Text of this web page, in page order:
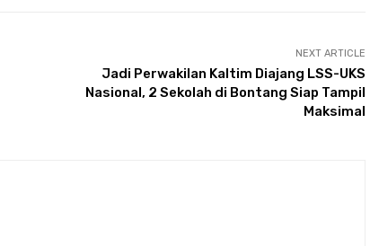
NEXT ARTICLE
Jadi Perwakilan Kaltim Diajang LSS-UKS
Nasional, 2 Sekolah di Bontang Siap Tampil
Maksimal